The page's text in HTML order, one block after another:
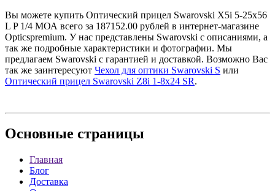
Вы можете купить Оптический прицел Swarovski X5i 5-25x56
L P 1/4 МОА всего за 187152.00 рублей в интернет-магазине
Opticspremium. У нас представлены Swarovski с описаниями, а
так же подробные характеристики и фотографии. Мы
предлагаем Swarovski с гарантией и доставкой. Возможно Вас
так же заинтересуют Чехол для оптики Swarovski S или
Оптический прицел Swarovski Z8i 1-8x24 SR.
Основные страницы
Главная
Блог
Доставка